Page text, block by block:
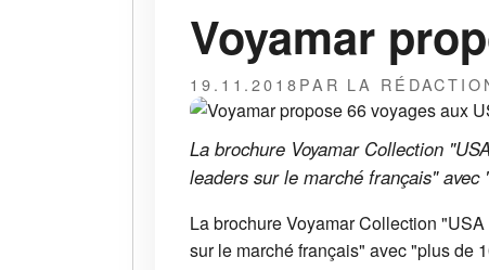
Voyamar
19.11.2018PAR LA
La brochure Voyamar Collection
leaders sur le marché français" avec
La brochure Voyamar Collection
sur le marché français" avec "plus de